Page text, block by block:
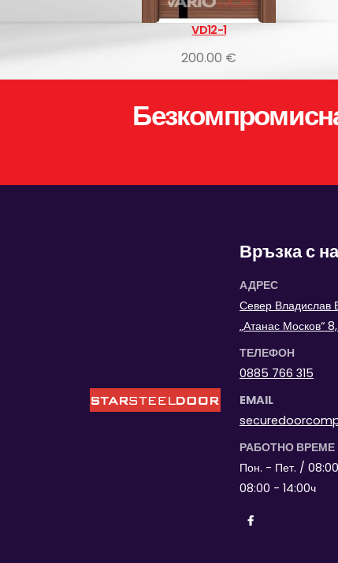
VDM Ozigo
Връзка с
АДРЕС
Север Владислав
„Атанас Москов“
ТЕЛЕФОН
0885 766 315
EMAIL
РАБОТНО ВРЕМЕ
Пон. - Пет. /
08:00 - 14:00ч